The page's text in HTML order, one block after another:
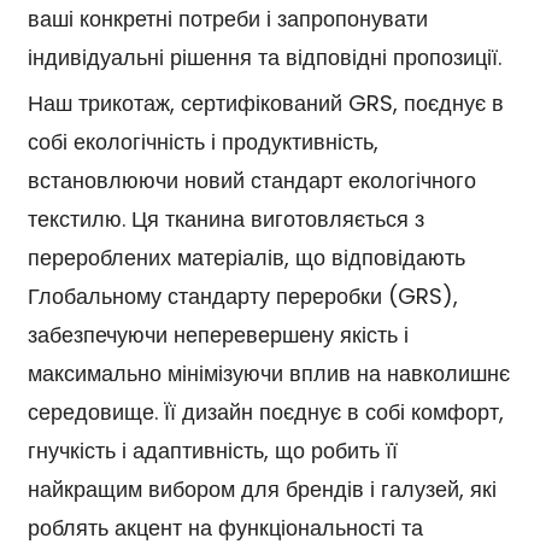
ваші конкретні потреби і запропонувати
індивідуальні рішення та відповідні пропозиції.
Наш трикотаж, сертифікований GRS, поєднує в
собі екологічність і продуктивність,
встановлюючи новий стандарт екологічного
текстилю. Ця тканина виготовляється з
перероблених матеріалів, що відповідають
Глобальному стандарту переробки (GRS),
забезпечуючи неперевершену якість і
максимально мінімізуючи вплив на навколишнє
середовище. Її дизайн поєднує в собі комфорт,
гнучкість і адаптивність, що робить її
найкращим вибором для брендів і галузей, які
роблять акцент на функціональності та